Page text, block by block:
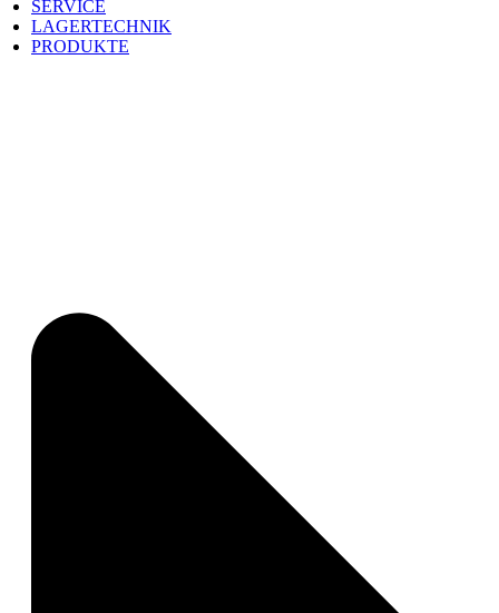
SERVICE
LAGERTECHNIK
PRODUKTE